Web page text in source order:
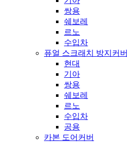
쌍용
쉐보레
르노
수입차
퓨얼 스크래치 방지커버
현대
기아
쌍용
쉐보레
르노
수입차
공용
카본 도어커버